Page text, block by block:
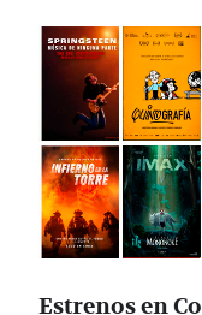
Estrenos en